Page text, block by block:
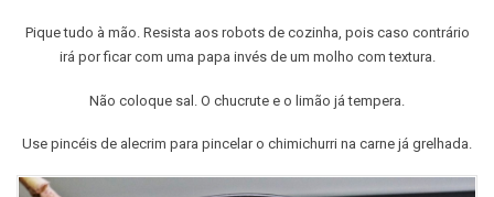
Pique tudo à mão. Resista aos robots de cozinha, pois caso contrário
irá por ficar com uma papa invés de um molho com textura.
Não coloque sal. O chucrute e o limão já tempera.
Use pincéis de alecrim para pincelar o chimichurri na carne já grelhada.